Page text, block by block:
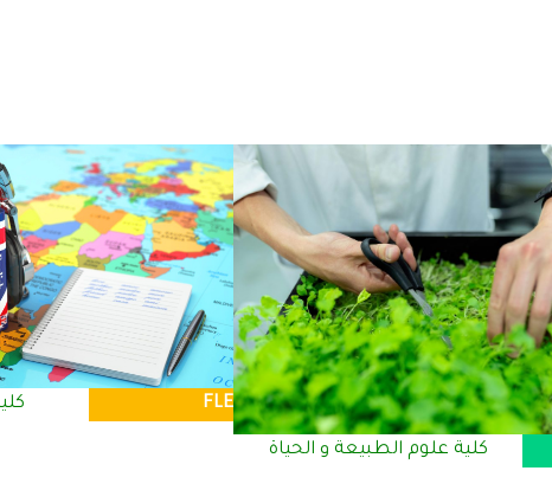
كلية علوم الطبيعة و الحياة
FLE